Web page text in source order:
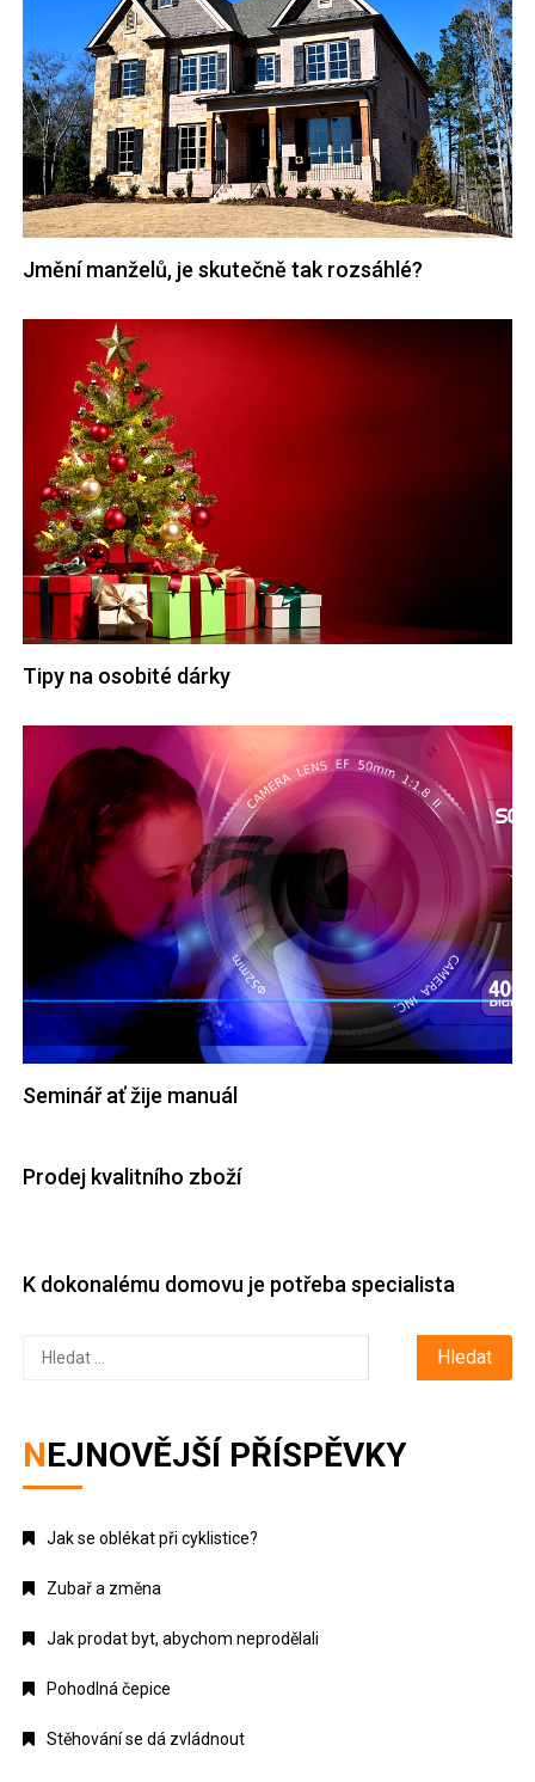
Jmění manželů, je skutečně tak rozsáhlé?
Tipy na osobité dárky
Seminář ať žije manuál
Prodej kvalitního zboží
K dokonalému domovu je potřeba specialista
Vyhledávání
NEJNOVĚJŠÍ PŘÍSPĚVKY
Jak se oblékat při cyklistice?
Zubař a změna
Jak prodat byt, abychom neprodělali
Pohodlná čepice
Stěhování se dá zvládnout